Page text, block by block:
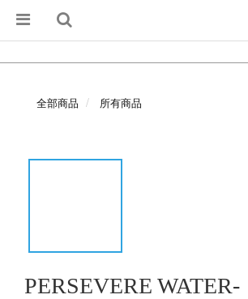
全部商品 所有商品
PERSEVERE WATER-